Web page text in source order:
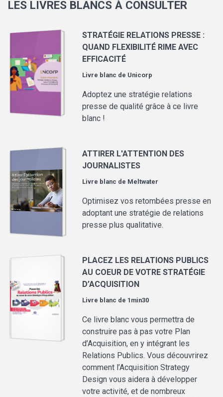
LES LIVRES BLANCS À CONSULTER
STRATÉGIE RELATIONS PRESSE :
QUAND FLEXIBILITÉ RIME AVEC
EFFICACITÉ
Livre blanc de Unicorp
Adoptez une stratégie relations
presse de qualité grâce à ce livre
blanc !
ATTIRER L'ATTENTION DES
JOURNALISTES
Livre blanc de Meltwater
Optimisez vos retombées presse en
adoptant une stratégie de relations
presse plus qualitative.
PLACEZ LES RELATIONS PUBLICS
AU COEUR DE VOTRE STRATÉGIE
D’ACQUISITION
Livre blanc de 1min30
Ce livre blanc vous permettra de
construire pas à pas votre Plan
d’Acquisition, en y intégrant les
Relations Publics. Vous découvrirez
comment l’Acquisition Strategy
Design vous aidera à développer
votre activité, et de nombreux